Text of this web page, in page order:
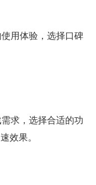
用体验，选择口碑
求，选择合适的功
效果。